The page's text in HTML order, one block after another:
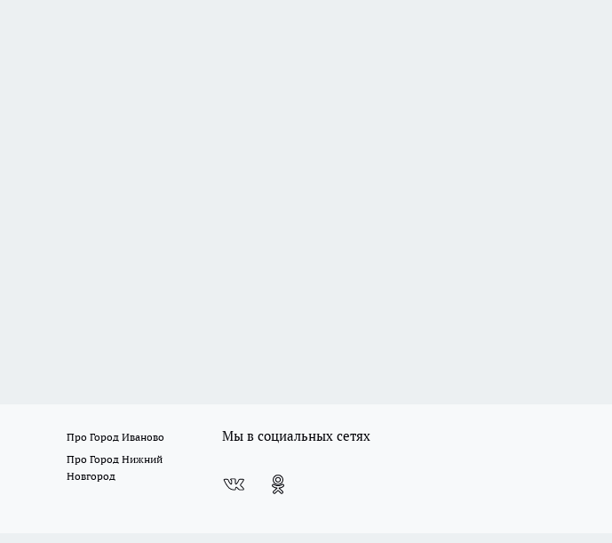
Про Город Иваново
Про Город Нижний
Новгород
Мы в социальных сетях